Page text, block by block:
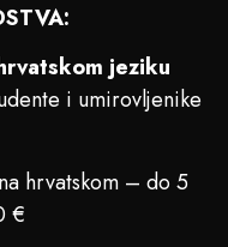
jeziku
i umirovljenike
hrvatskom – do 5
€